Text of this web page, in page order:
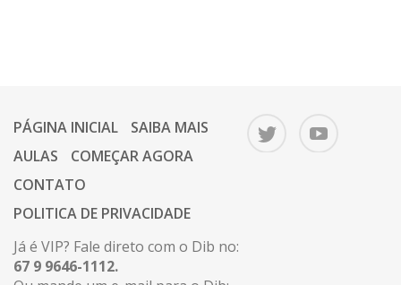
PÁGINA INICIAL
SAIBA MAIS
AULAS
COMEÇAR AGORA
CONTATO
POLITICA DE PRIVACIDADE
Já é VIP? Fale direto com o Dib no:
67 9 9646-1112.